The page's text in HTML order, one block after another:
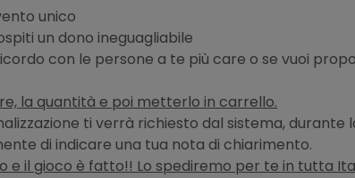
unico
un dono ineguagliabile
con le persone a te più care o se vuoi
la quantità e poi metterlo in carrello.
ti verrà richiesto dal sistema,
di indicare una tua nota di chiarimento.
e il gioco è fatto!! Lo spediremo per te in tutta